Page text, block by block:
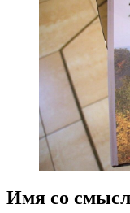
Имя со